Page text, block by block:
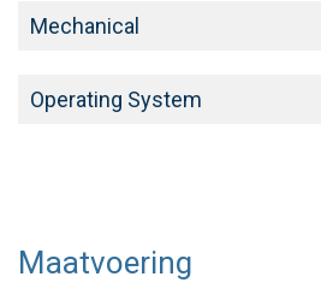
Mechanical
Operating System
Maatvoering